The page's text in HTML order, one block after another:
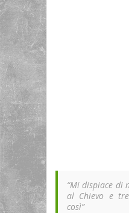
“Mi dispiace di
al Chievo e
così”